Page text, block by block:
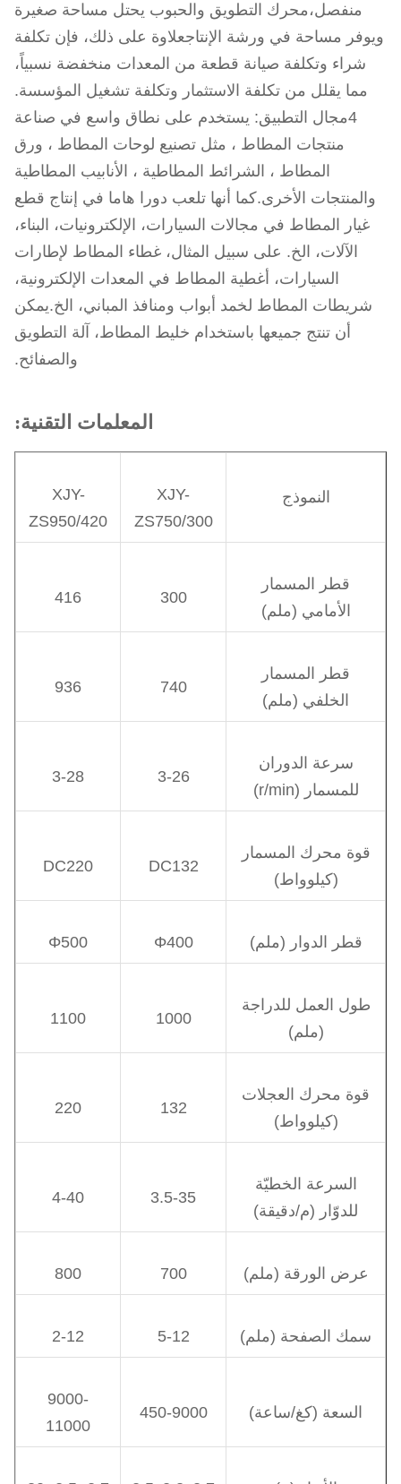
منفصل،محرك التطويق والحبوب يحتل مساحة صغيرة
ويوفر مساحة في ورشة الإنتاجعلاوة على ذلك، فإن تكلفة
شراء وتكلفة صيانة قطعة من المعدات منخفضة نسبياً،
مما يقلل من تكلفة الاستثمار وتكلفة تشغيل المؤسسة.
4مجال التطبيق: يستخدم على نطاق واسع في صناعة
منتجات المطاط ، مثل تصنيع لوحات المطاط ، ورق
المطاط ، الشرائط المطاطية ، الأنابيب المطاطية
والمنتجات الأخرى.كما أنها تلعب دورا هاما في إنتاج قطع
غيار المطاط في مجالات السيارات، الإلكترونيات، البناء،
الآلات، الخ. على سبيل المثال، غطاء المطاط لإطارات
السيارات، أغطية المطاط في المعدات الإلكترونية،
شريطات المطاط لخمد أبواب ومنافذ المباني، الخ.يمكن
أن تنتج جميعها باستخدام خليط المطاط، آلة التطويق
والصفائح.
المعلمات التقنية:
النموذج
XJY-
ZS750/300
XJY-
ZS950/420
قطر المسمار
الأمامي (ملم)
300
416
قطر المسمار
الخلفي (ملم)
740
936
سرعة الدوران
للمسمار (r/min)
3-26
3-28
قوة محرك المسمار
(كيلوواط)
DC132
DC220
قطر الدوار (ملم) Φ400
Φ500
طول العمل للدراجة
(ملم)
1000
1100
قوة محرك العجلات
(كيلوواط)
132
220
السرعة الخطيّة
للدوّار (م/دقيقة)
3.5-35
4-40
عرض الورقة (ملم) 700
800
سمك الصفحة (ملم) 5-12
2-12
السعة (كغ/ساعة) 450-9000
9000-
11000